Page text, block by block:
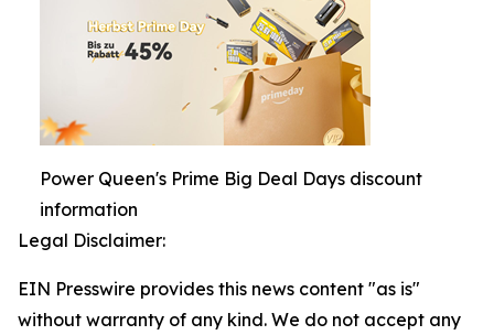
Power Queen's Prime Big Deal Days discount
information
Legal Disclaimer:
EIN Presswire provides this news content "as is"
without warranty of any kind. We do not accept any